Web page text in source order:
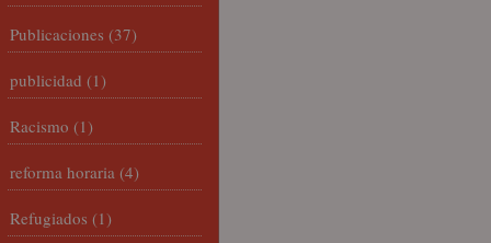
Publicaciones (37)
publicidad (1)
Racismo (1)
reforma horaria (4)
Refugiados (1)